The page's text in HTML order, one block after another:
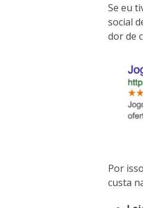
Se eu
social
dor de
Por
custa